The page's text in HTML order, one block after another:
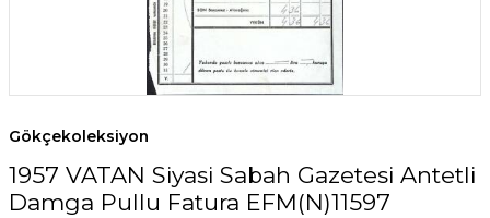
Gökçekoleksiyon
1957 VATAN Siyasi Sabah Gazetesi Antetli
Damga Pullu Fatura EFM(N)11597